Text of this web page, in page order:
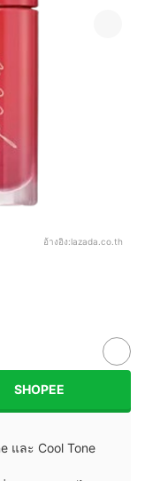
อ้างอิง:lazada.co.th
SHOPEE
และ Cool Tone